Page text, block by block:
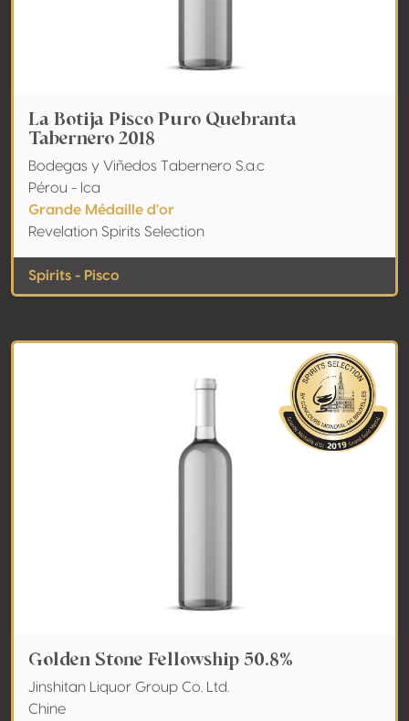
La Botija Pisco Puro Quebranta
Tabernero 2018
Bodegas y Viñedos Tabernero S.a.c
Pérou - Ica
Grande Médaille d'or
Revelation Spirits Selection
Spirits - Pisco
Golden Stone Fellowship 50.8%
Jinshitan Liquor Group Co. Ltd.
Chine